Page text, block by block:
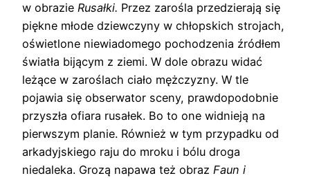
w obrazie Rusałki. Przez zarośla przedzierają się
piękne młode dziewczyny w chłopskich strojach,
oświetlone niewiadomego pochodzenia źródłem
światła bijącym z ziemi. W dole obrazu widać
leżące w zaroślach ciało mężczyzny. W tle
pojawia się obserwator sceny, prawdopodobnie
przyszła ofiara rusałek. Bo to one widnieją na
pierwszym planie. Również w tym przypadku od
arkadyjskiego raju do mroku i bólu droga
niedaleka. Grozą napawa też obraz Faun i